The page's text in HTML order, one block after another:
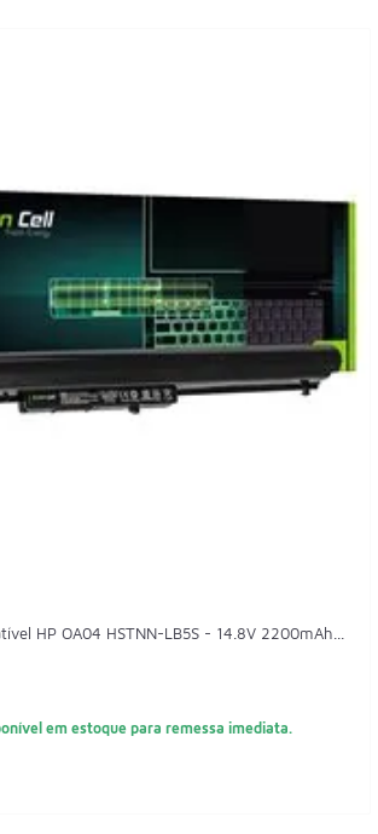
HP OA04 HSTNN-LB5S - 14.8V 2200mAh...
em estoque para remessa imediata.